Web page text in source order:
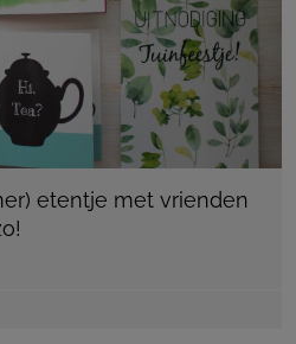
etentje met vrienden